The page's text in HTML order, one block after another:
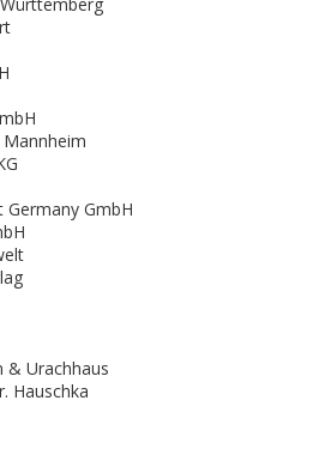
Germany GmbH
& Urachhaus
Hauschka